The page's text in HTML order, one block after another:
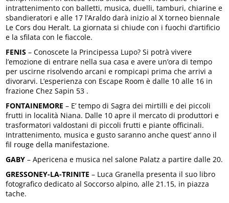
intrattenimento con balletti, musica, duelli, tamburi, chiarine e
sbandieratori e alle 17 l’Araldo darà inizio al X torneo biennale
Le Cors dou Heralt. La giornata si chiude con i fuochi d’artificio
e la sfilata con le fiaccole.
FENIS – Conoscete la Principessa Lupo? Si potrà vivere
l’emozione di entrare nella sua casa e avere un’ora di tempo
per uscirne risolvendo arcani e rompicapi prima che arrivi a
divorarvi. L’esperienza con Escape Room è dalle 10 alle 16 in
frazione Chez Sapin 53 .
FONTAINEMORE – E’ tempo di Sagra dei mirtilli e dei piccoli
frutti in località Niana. Dalle 10 apre il mercato di produttori e
trasformatori valdostani di piccoli frutti e piante officinali.
Intrattenimento, musica e gusto saranno anche quest’ anno il
fil rouge della manifestazione.
GABY – Apericena e musica nel salone Palatz a partire dalle 20.
GRESSONEY-LA-TRINITE – Luca Granella presenta il suo libro
fotografico dedicato al Soccorso alpino, alle 21.15, in piazza
tache.